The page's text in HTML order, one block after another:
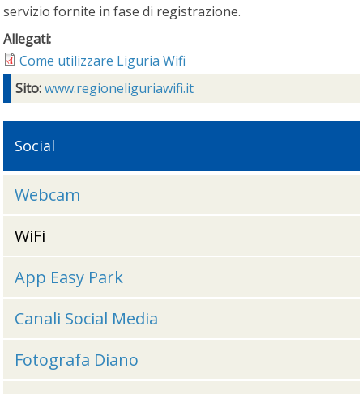
servizio fornite in fase di registrazione.
Allegati:
Come utilizzare Liguria Wifi
Sito:www.regioneliguriawifi.it
Social
Webcam
WiFi
App Easy Park
Canali Social Media
Fotografa Diano